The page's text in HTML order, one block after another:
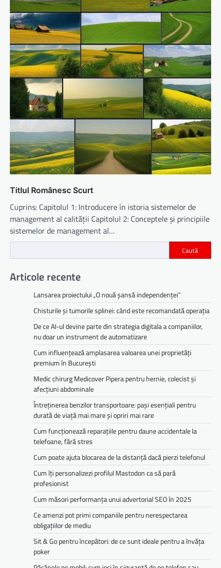
Titlul Românesc Scurt
Cuprins: Capitolul 1: Introducere în istoria sistemelor de
management al calității Capitolul 2: Conceptele și principiile
sistemelor de management al…
Caută
Articole recente
Lansarea proiectului „O nouă șansă independenței”
Chisturile și tumorile splinei: când este recomandată operația
De ce AI-ul devine parte din strategia digitala a companiilor,
nu doar un instrument de automatizare
Cum influențează amplasarea valoarea unei proprietăți
premium în București
Medic chirurg Medicover Pipera pentru hernie, colecist și
afecțiuni abdominale
Întreținerea benzilor transportoare: pași esențiali pentru
durată de viață mai mare și opriri mai rare
Cum funcționează reparațiile pentru daune accidentale la
telefoane, fără stres
Cum poate ajuta blocarea de la distanță dacă pierzi telefonul
Cum îți personalizezi profilul Mastodon ca să pară
profesionist
Cum măsori performanța unui advertorial SEO în 2025
Ce amenzi pot primi companiile pentru nerespectarea
obligațiilor de mediu­­
Sit & Go pentru începători: de ce sunt ideale pentru a învăța
poker